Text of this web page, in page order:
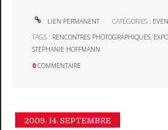
LIEN PERMANENT CATÉGORIES :
TAGS : RENCONTRES PHOTOGRAPHIQUES,
STEPHANIE HOFFMANN
0 COMMENTAIRE
2009. 14. SEPTEMBRE